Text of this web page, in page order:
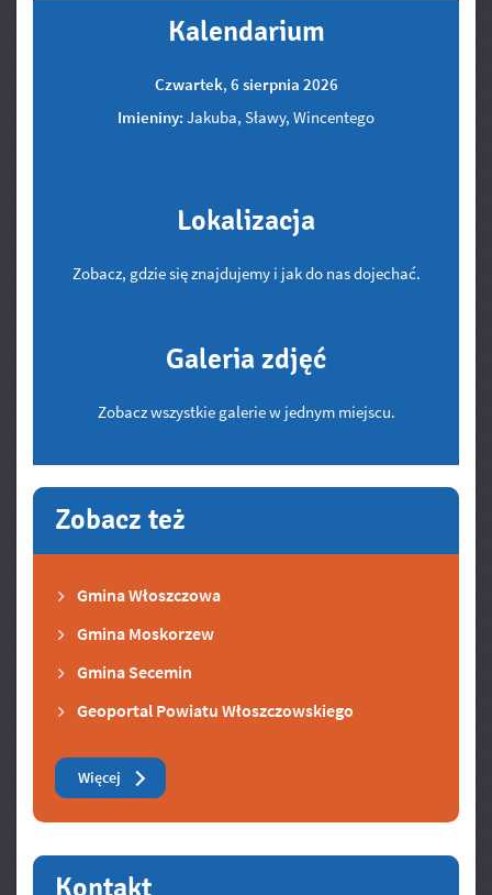
Kalendarium
Czwartek, 6 sierpnia 2026
Imieniny: Jakuba, Sławy, Wincentego
Lokalizacja
Zobacz, gdzie się znajdujemy i jak do nas dojechać.
Galeria zdjęć
Zobacz wszystkie galerie w jednym miejscu.
Zobacz też
Gmina Włoszczowa
Gmina Moskorzew
Gmina Secemin
Geoportal Powiatu Włoszczowskiego
Więcej Zobacz też